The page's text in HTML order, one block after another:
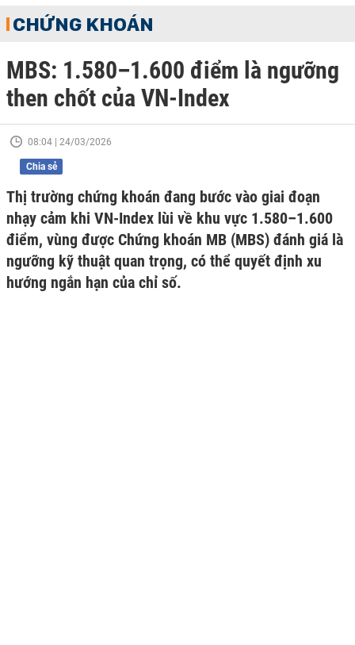
CHỨNG KHOÁN
MBS: 1.580–1.600 điểm là ngưỡng
then chốt của VN-Index
08:04 | 24/03/2026
Chia sẻ
Thị trường chứng khoán đang bước vào giai đoạn
nhạy cảm khi VN-Index lùi về khu vực 1.580–1.600
điểm, vùng được Chứng khoán MB (MBS) đánh giá là
ngưỡng kỹ thuật quan trọng, có thể quyết định xu
hướng ngắn hạn của chỉ số.